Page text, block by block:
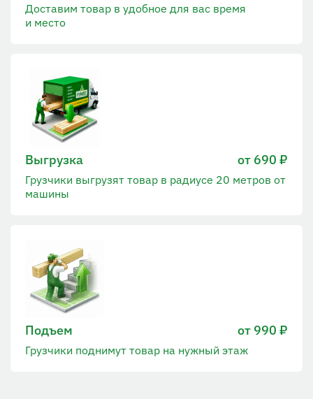
Доставим товар в удобное для вас время
и место
Выгрузка от 690 ₽
Грузчики выгрузят товар в радиусе 20 метров от
машины
Подъем от 990 ₽
Грузчики поднимут товар на нужный этаж